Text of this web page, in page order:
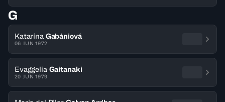
G
Katarína Gabániová
06 JUN 1972
Evaggelia Gaitanaki
20 JUN 1979